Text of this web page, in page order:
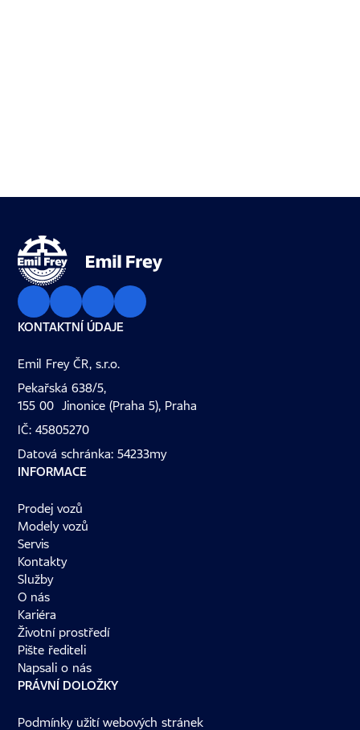
KONTAKTNÍ ÚDAJE
Emil Frey ČR, s.r.o.
Pekařská 638/5,
155 00 Jinonice (Praha 5), Praha
IČ: 45805270
Datová schránka: 54233my
INFORMACE
Prodej vozů
Modely vozů
Servis
Kontakty
Služby
O nás
Kariéra
Životní prostředí
Pište řediteli
Napsali o nás
PRÁVNÍ DOLOŽKY
Podmínky užití webových stránek